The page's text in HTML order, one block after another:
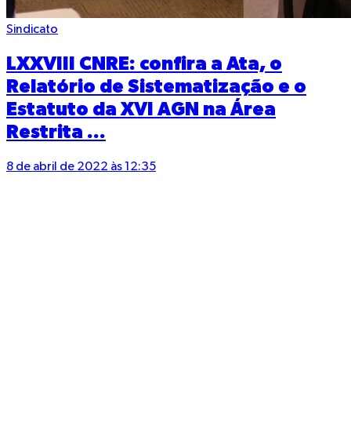
Sindicato
LXXVIII CNRE: confira a Ata, o
Relatório de Sistematização e o
Estatuto da XVI AGN na Área
Restrita ...
8 de abril de 2022 às 12:35